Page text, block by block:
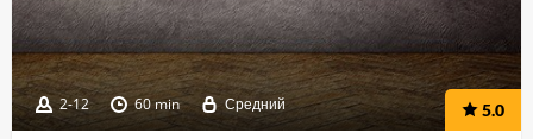
2-12 60 min Средний 5.0